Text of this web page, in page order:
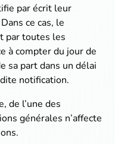
par écrit leur
ce cas, le
par toutes les
à compter du jour de
sa part dans un délai
notification.
de l’une des
générales n’affecte